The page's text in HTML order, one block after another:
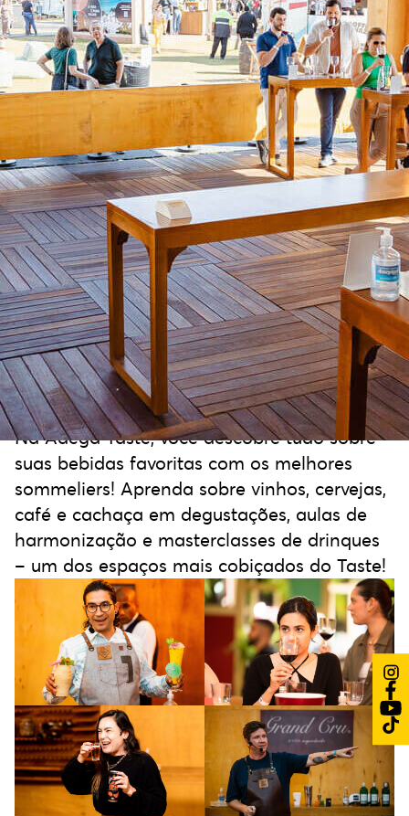
O QUE
HARMONIZA COM
CELEBRAR A
VIDA?
Na Adega Taste, você descobre tudo sobre
suas bebidas favoritas com os melhores
sommeliers! Aprenda sobre vinhos, cervejas,
café e cachaça em degustações, aulas de
harmonização e masterclasses de drinques
– um dos espaços mais cobiçados do Taste!